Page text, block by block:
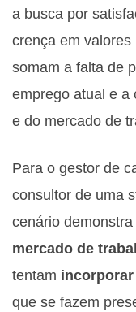
a busca por
crença em
somam a falta de
emprego atual e a
e do mercado de
Para o gestor de
consultor de uma
cenário
mercado de
tentam
que se fazem